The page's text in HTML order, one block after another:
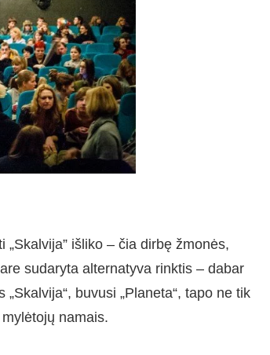
išliko – čia dirbę žmonės,
sudaryta alternatyva rinktis – dabar
buvusi „Planeta“, tapo ne tik
namais.